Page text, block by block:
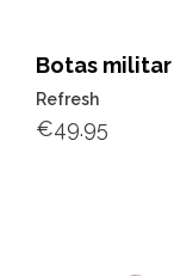
Botas
Refresh
€49.95